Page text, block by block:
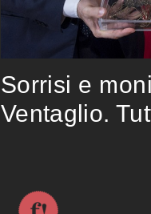
Sorrisi e
Ventaglio.